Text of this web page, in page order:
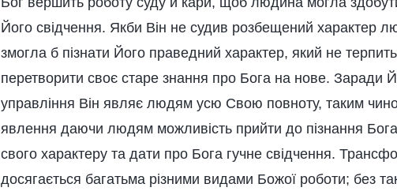
Його свідчення. Якби Він не судив розбещений характер
змогла б пізнати Його праведний характер, який не
перетворити своє старе знання про Бога на нове. Заради
управління Він являє людям усю Свою повноту, таким
явлення даючи людям можливість прийти до пізнання
свого характеру та дати про Бога гучне свідчення.
досягається багатьма різними видами Божої роботи; без